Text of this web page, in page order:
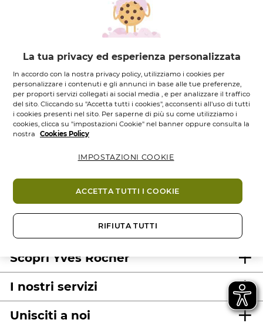
Scopri Yves Rocher
I nostri servizi
Unisciti a noi
La tua privacy ed esperienza personalizzata
In accordo con la nostra privacy policy, utilizziamo i cookies per
personalizzare i contenuti e gli annunci in base alle tue preferenze,
per proporti servizi collegati ai social media , e per analizzare il traffico
del sito. Cliccando su "Accetta tutti i cookies", acconsenti all'uso di tutti
i cookies presenti nel sito. Per saperne di più su come utilizziamo i
cookies, clicca su "impostazioni Cookie" nel banner oppure consulta la
nostra
Cookies Policy
RIFIUTA TUTTI
ACCETTA TUTTI I COOKIE
IMPOSTAZIONI COOKIE